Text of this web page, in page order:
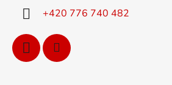
+420 776 740 482